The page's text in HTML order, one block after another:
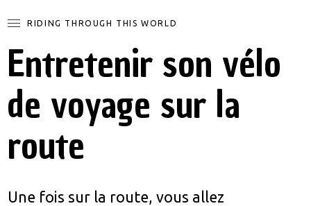
RIDING THROUGH THIS WORLD
Entretenir son vélo
de voyage sur la
route
Une fois sur la route, vous allez